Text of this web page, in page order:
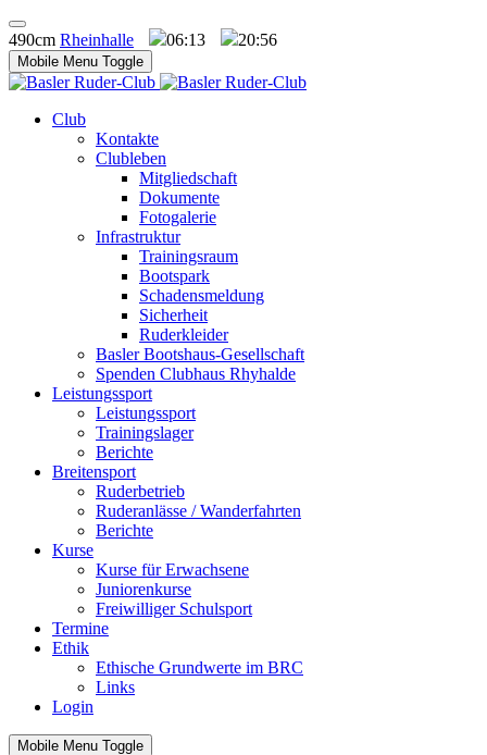
490cm Rheinhalle 06:13 20:56
Mobile Menu Toggle
Club
Kontakte
Clubleben
Mitgliedschaft
Dokumente
Fotogalerie
Infrastruktur
Trainingsraum
Bootspark
Schadensmeldung
Sicherheit
Ruderkleider
Basler Bootshaus-Gesellschaft
Spenden Clubhaus Rhyhalde
Leistungssport
Leistungssport
Trainingslager
Berichte
Breitensport
Ruderbetrieb
Ruderanlässe / Wanderfahrten
Berichte
Kurse
Kurse für Erwachsene
Juniorenkurse
Freiwilliger Schulsport
Termine
Ethik
Ethische Grundwerte im BRC
Links
Login
Mobile Menu Toggle